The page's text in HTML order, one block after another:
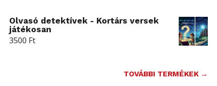
Olvasó detektívek - Kortárs versek
játékosan
3500 Ft
TOVÁBBI TERMÉKEK →